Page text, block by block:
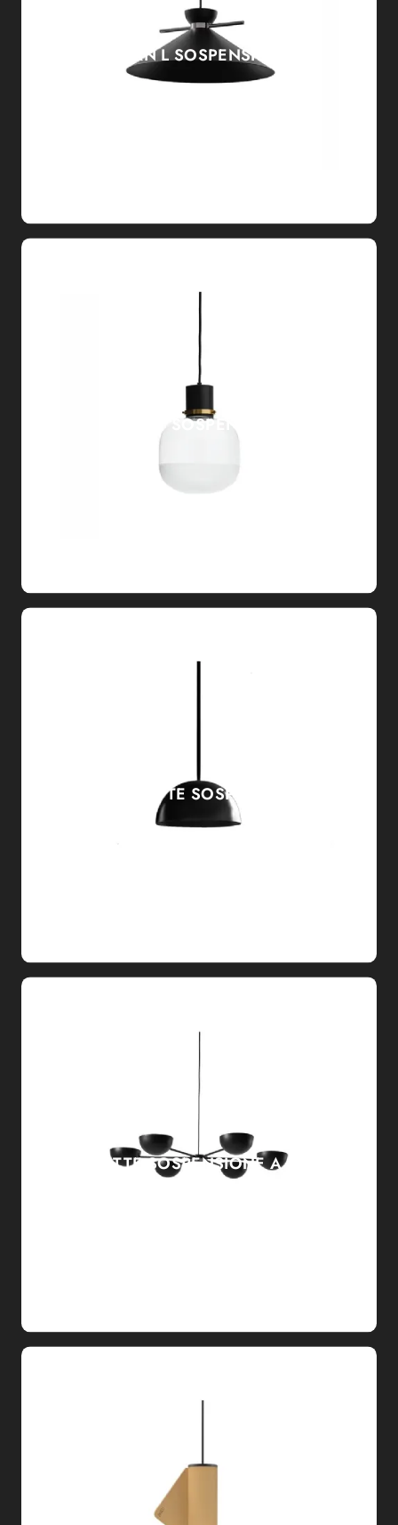
JAPAN L SOSPENSIONE
GHOST SOSPENSIONE
CHARLOTTE SOSPENSIONE
CHARLOTTE SOSPENSIONE A SEI LUCI